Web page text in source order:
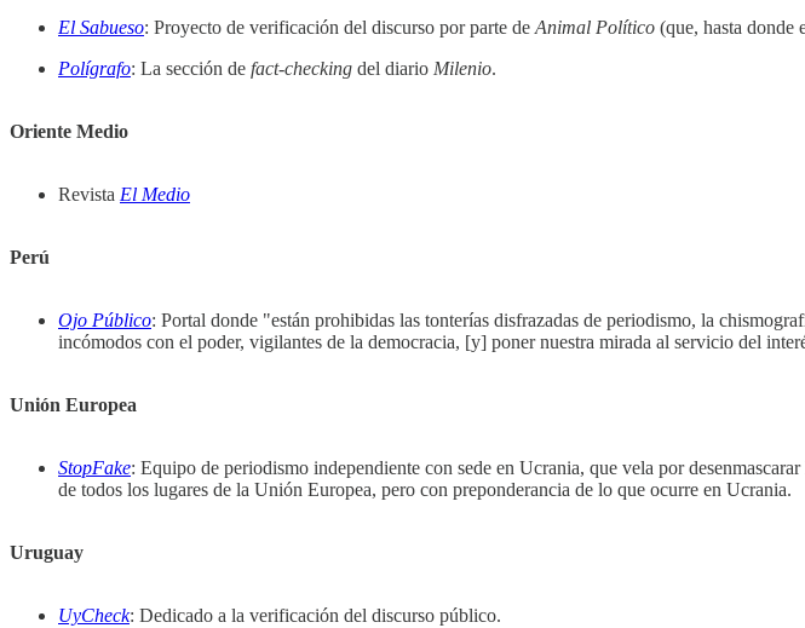
El Sabueso: Proyecto de verificación del discurso por parte de Animal Político (que, hasta donde
Polígrafo: La sección de fact-checking del diario Milenio.
Oriente Medio
Revista El Medio
Perú
Ojo Público: Portal donde "están prohibidas las tonterías disfrazadas de periodismo, la
incómodos con el poder, vigilantes de la democracia, [y] poner nuestra mirada al servicio del
Unión Europea
StopFake: Equipo de periodismo independiente con sede en Ucrania, que vela por
de todos los lugares de la Unión Europea, pero con preponderancia de lo que ocurre en Ucrania.
Uruguay
UyCheck: Dedicado a la verificación del discurso público.